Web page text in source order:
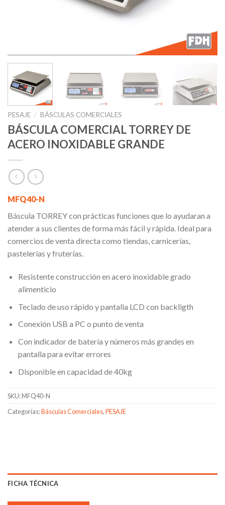
PESAJE / BÁSCULAS COMERCIALES
BÁSCULA COMERCIAL TORREY DE
ACERO INOXIDABLE GRANDE
MFQ40-N
Báscula TORREY con prácticas funciones que lo ayudaran a
atender a sus clientes de forma más fácil y rápida. Ideal para
comercios de venta directa como tiendas, carnicerías,
pastelerías y fruterías.
Resistente construcción en acero inoxidable grado
alimenticio
Teclado de uso rápido y pantalla LCD con backligth
Conexión USB a PC o punto de venta
Con indicador de batería y números más grandes en
pantalla para evitar errores
Disponible en capacidad de 40kg
SKU:MFQ40-N
Categorías:Básculas Comerciales,PESAJE
FICHA TÉCNICA